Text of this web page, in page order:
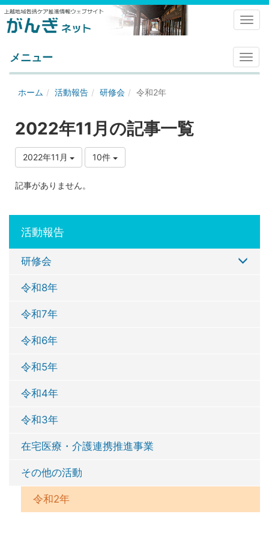
メ
ニ
メニュー
ホーム 活動報告 研修会 令和2年
2022年11月の記事一覧
2022年11月 10件
記事がありません。
活動報告
研修会
令和8年
令和7年
令和6年
令和5年
令和4年
令和3年
在宅医療・介護連携推進事業
その他の活動
令和2年